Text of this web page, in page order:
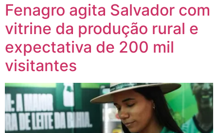
Fenagro agita Salvador com
vitrine da produção rural e
expectativa de 200 mil
visitantes